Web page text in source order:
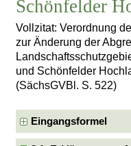
Schönfelder
Vollzitat: Verordnung
zur Änderung der
und Schönfelder
(SächsGVBl. S. 522)
Eingangsformel